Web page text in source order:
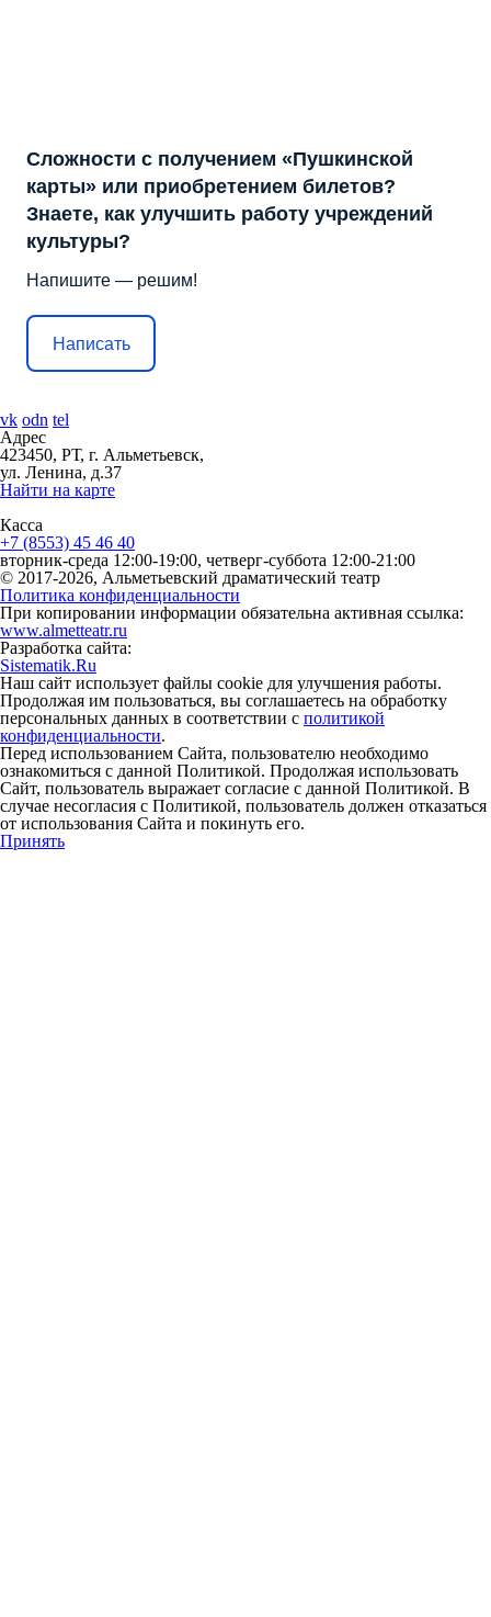
Сложности с получением «Пушкинской
карты» или приобретением билетов?
Знаете, как улучшить работу учреждений
культуры?
Напишите — решим!
Написать
vk odn tel
Адрес
423450, РТ, г. Альметьевск,
ул. Ленина, д.37
Найти на карте
Касса
+7 (8553) 45 46 40
вторник-среда 12:00-19:00, четверг-суббота 12:00-21:00
© 2017-2026, Альметьевский драматический театр
Политика конфиденциальности
При копировании информации обязательна активная ссылка:
www.almetteatr.ru
Разработка сайта:
Sistematik.Ru
Наш сайт использует файлы cookie для улучшения работы.
Продолжая им пользоваться, вы соглашаетесь на обработку
персональных данных в соответствии с политикой
конфиденциальности.
Перед использованием Сайта, пользователю необходимо
ознакомиться с данной Политикой. Продолжая использовать
Сайт, пользователь выражает согласие с данной Политикой. В
случае несогласия с Политикой, пользователь должен отказаться
от использования Сайта и покинуть его.
Принять